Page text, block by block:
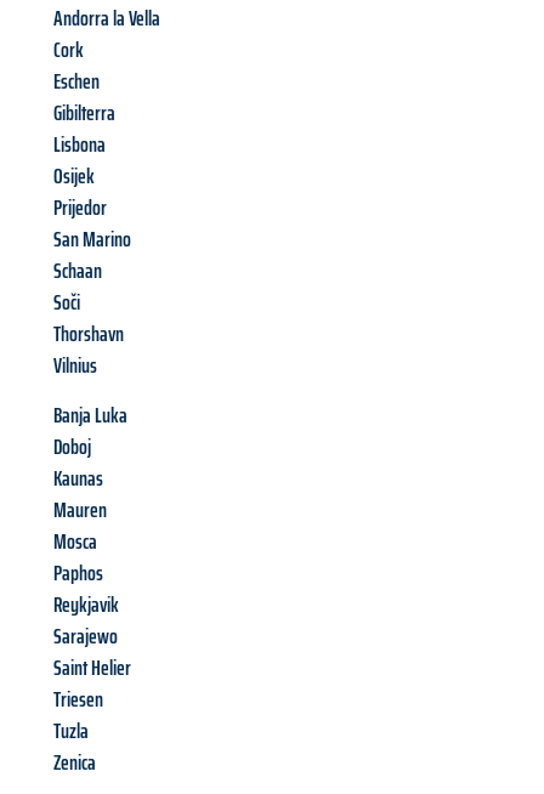
Andorra la Vella
Cork
Eschen
Gibilterra
Lisbona
Osijek
Prijedor
San Marino
Schaan
Soči
Thorshavn
Vilnius
Banja Luka
Doboj
Kaunas
Mauren
Mosca
Paphos
Reykjavik
Sarajewo
Saint Helier
Triesen
Tuzla
Zenica